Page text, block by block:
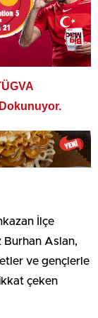
İlçe
Burhan Aslan,
ve gençlerle
çeken